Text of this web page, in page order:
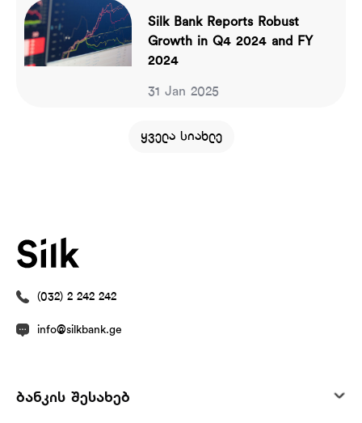
Silk Bank Reports Robust
Growth in Q4 2024 and FY
2024
31 Jan 2025
ყველა სიახლე
(032) 2 242 242
info@silkbank.ge
ბანკის შესახებ